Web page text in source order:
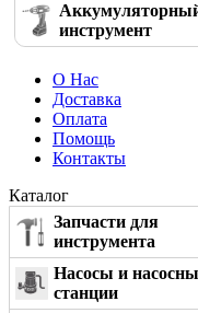
инструмент
О Нас
Доставка
Оплата
Помощь
Контакты
Каталог
Запчасти для
инструмента
Насосы и
станции